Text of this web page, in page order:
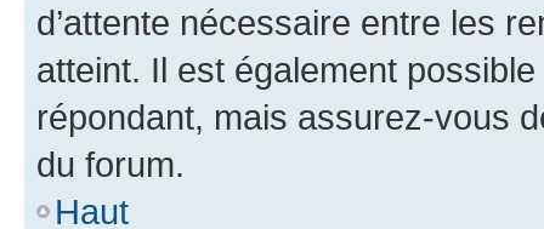
d’attente nécessaire entre les
atteint. Il est également
répondant, mais assurez-vous
du forum.
Haut